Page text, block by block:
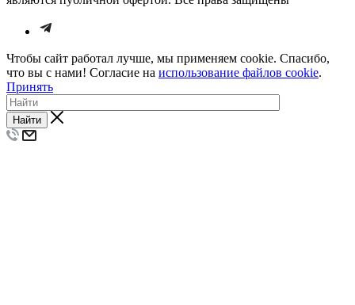
Чтобы сайт работал лучше, мы применяем cookie. Спасибо,
что вы с нами! Согласие на использование файлов cookie.
Принять
Найти